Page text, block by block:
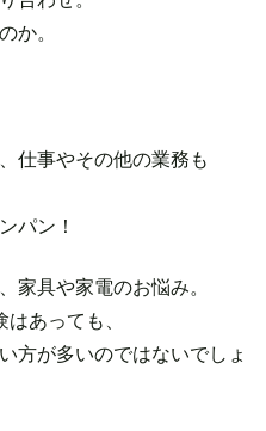
か。
仕事やその他の業務も
パン！
家具や家電のお悩み。
あっても、
方が多いのではないでしょ